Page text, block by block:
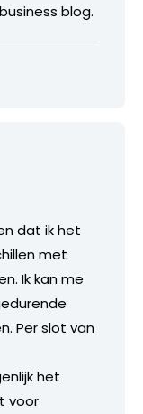
blog.
dat ik het
met
Ik kan me
Per slot van
het
voor